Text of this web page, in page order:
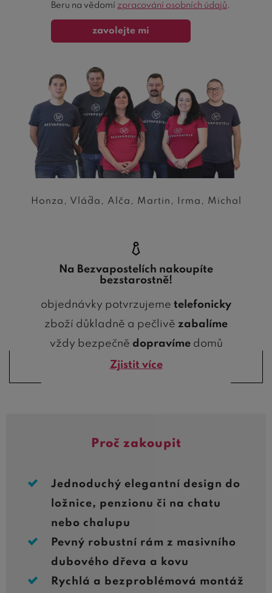
Honza, Vláďa, Alča, Martin, Irma, Michal
formuláře
Beru na vědomí zpracování osobních údajů
zavolejte mi
Na Bezvapostelích nakoupíte
bezstarostně!
objednávky potvrzujeme telefonicky
zboží důkladně a pečlivě zabalíme
vždy bezpečně dopravímedomů
Zjistit více
Proč zakoupit
Jednoduchý elegantní design do
ložnice, penzionu či na chatu
nebo chalupu
Pevný robustní rám z masivního
dubového dřeva a kovu
Rychlá a bezproblémová montáž